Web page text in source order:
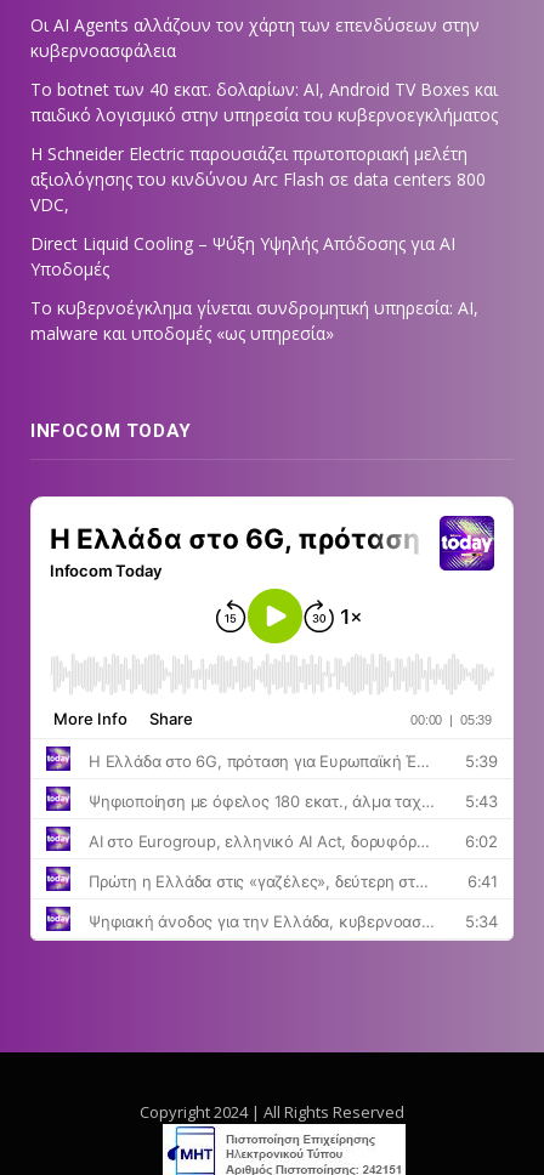
Οι AI Agents αλλάζουν τον χάρτη των επενδύσεων στην
κυβερνοασφάλεια
Το botnet των 40 εκατ. δολαρίων: AI, Android TV Boxes και
παιδικό λογισμικό στην υπηρεσία του κυβερνοεγκλήματος
Η Schneider Electric παρουσιάζει πρωτοποριακή μελέτη
αξιολόγησης του κινδύνου Arc Flash σε data centers 800
VDC,
Direct Liquid Cooling – Ψύξη Υψηλής Απόδοσης για AI
Υποδομές
Το κυβερνοέγκλημα γίνεται συνδρομητική υπηρεσία: AI,
malware και υποδομές «ως υπηρεσία»
INFOCOM TODAY
Copyright 2024 | All Rights Reserved